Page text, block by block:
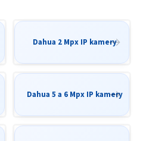
Dahua 2 Mpx IP kamery
Dahua 5 a 6 Mpx IP kamery